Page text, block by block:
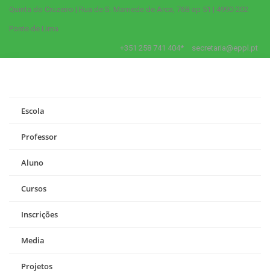
Quinta do Cruzeiro | Rua de S. Mamede de Arca, 768-ap 51 | 4990-202
Ponte de Lima
+351 258 741 404* secretaria@eppl.pt
Escola
Professor
Aluno
Cursos
Inscrições
Media
Projetos